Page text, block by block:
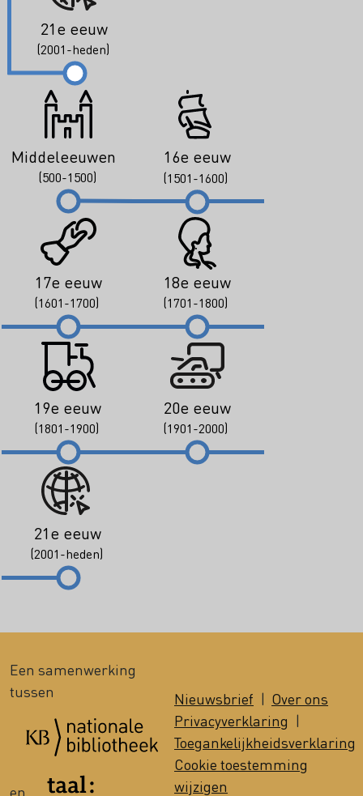
21e eeuw
(2001-heden)
Middeleeuwen
(500-1500)
16e eeuw
(1501-1600)
17e eeuw
(1601-1700)
18e eeuw
(1701-1800)
19e eeuw
(1801-1900)
20e eeuw
(1901-2000)
21e eeuw
(2001-heden)
Een samenwerking
tussen
en
Nieuwsbrief | Over ons
Privacyverklaring |
Toegankelijkheidsverklaring
Cookie toestemming
wijzigen